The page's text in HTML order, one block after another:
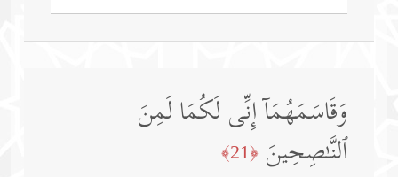
وَقَاسَمَهُمَاۤ إِنِّی لَكُمَا لَمِنَ
ٱلنَّـٰصِحِینَ ﴿21﴾